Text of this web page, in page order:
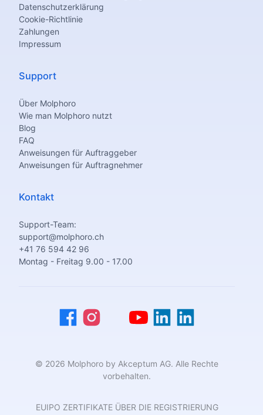
Datenschutzerklärung
Cookie-Richtlinie
Zahlungen
Impressum
Support
Über Molphoro
Wie man Molphoro nutzt
Blog
FAQ
Anweisungen für Auftraggeber
Anweisungen für Auftragnehmer
Kontakt
Support-Team:
support@molphoro.ch
+41 76 594 42 96
Montag - Freitag 9.00 - 17.00
© 2026 Molphoro by Akceptum AG. Alle Rechte
vorbehalten.
EUIPO ZERTIFIKATE ÜBER DIE REGISTRIERUNG